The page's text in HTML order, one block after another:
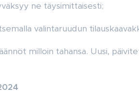
ne täysimittaisesti;
valintaruudun
milloin tahansa. Uusi,